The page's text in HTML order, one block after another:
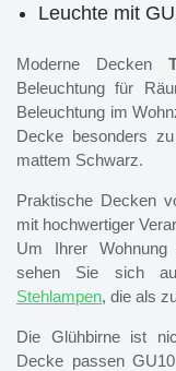
Leuchte mit
Moderne Decken
Beleuchtung für
Beleuchtung im
Decke besonders
mattem Schwarz.
Praktische Decken
mit hochwertiger
Um Ihrer Wohnung
sehen Sie sich
Stehlampen, die als
Die Glühbirne ist
Decke passen